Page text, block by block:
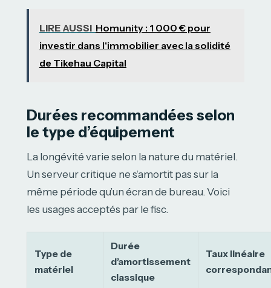
LIRE AUSSI Homunity : 1 000 € pour
investir dans l'immobilier avec la solidité
de Tikehau Capital
Durées recommandées selon
le type d’équipement
La longévité varie selon la nature du matériel.
Un serveur critique ne s’amortit pas sur la
même période qu’un écran de bureau. Voici
les usages acceptés par le fisc.
Type de
matériel
Durée
d’amortissement
classique
Taux linéaire